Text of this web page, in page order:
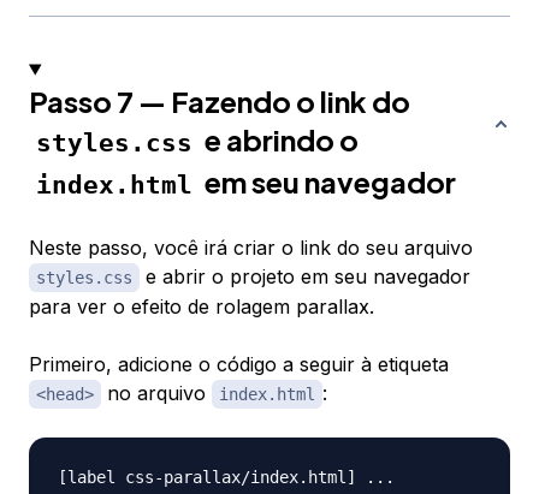
Passo 7 — Fazendo o link do
styles.css e abrindo o
index.html em seu navegador
Neste passo, você irá criar o link do seu arquivo
styles.css
e abrir o projeto em seu navegador
para ver o efeito de rolagem parallax.
Primeiro, adicione o código a seguir à etiqueta
<head> no arquivo index.html :
[label css-parallax/index.html] ...